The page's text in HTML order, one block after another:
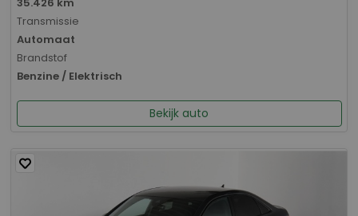
Transmissie
Automaat
Brandstof
Benzine / Elektrisch
Bekijk auto